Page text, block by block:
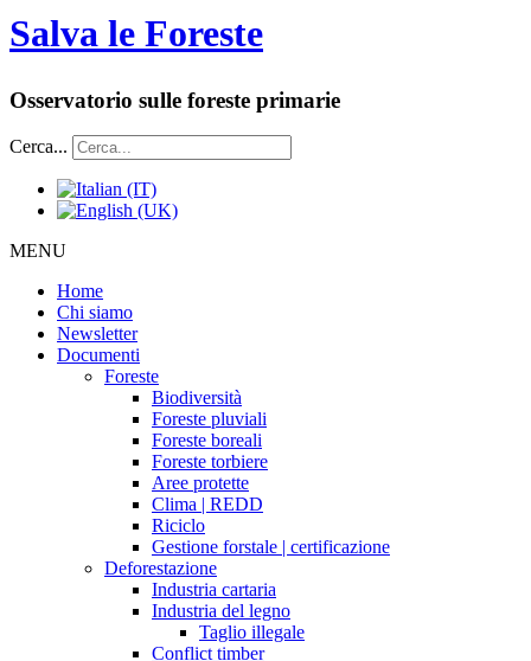
Salva le Foreste
Osservatorio sulle foreste primarie
Cerca...
MENU
Home
Chi siamo
Newsletter
Documenti
Foreste
Biodiversità
Foreste pluviali
Foreste boreali
Foreste torbiere
Aree protette
Clima | REDD
Riciclo
Gestione forstale | certificazione
Deforestazione
Industria cartaria
Industria del legno
Taglio illegale
Conflict timber